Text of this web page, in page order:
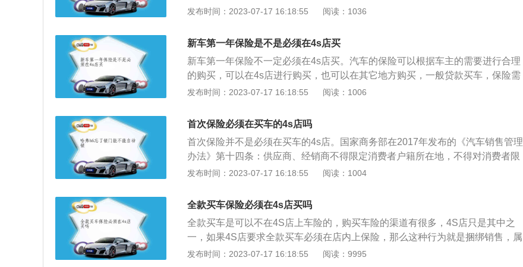
险，尤其是新手，车损、三者、盗抢、玻璃险等都要买，当然要根据个人经济情
些项目，一般商业保险只购买车损险和10万第三者责任险就可以了。
店内买保险，需要看合同的约定。如果在贷款买车时签订的合同里没有写明在指
条、第十六条第三款规定，消费者有自主选择商品和服务的权利，不得强制交
易。如果4S店要求必须在其处购买首年保险，就违反了上述法律规定，应属无
效。贷款购车因涉及车辆保值问题，即便是4S店要求消费者在4S店购买保险，也
必须提供多家指定的保险公共消费者选择，价格也应与市面价格一致，如果价格
过高，消费者可与4S店协商处理也可进行举报投诉，由执法人员调查后进行处
则，在贷款的年限内，借款人不得转投其他保险公司，否则属于违约。如果违约
的话，就不能退还借款人交的保证金。
发布时间：2023-07-17 16:18:55 阅读：1036
新车第一年保险是不是必须在4s店买
新车第一年保险不一定必须在4s店买。汽车的保险可以根据车主的需要进行合理
的购买，可以在4s店进行购买，也可以在其它地方购买，一般贷款买车，保险需
要在店内进行购买，同时还会收取一定的续保押金。购买车险渠道：1、可以在4
拨打保险公司的电话购买车险。4、可以在保险公司的官网或保险公司的公众号
等第三方渠道进行车险的购买。车险购买对于车主来说是比较自由的，除了必须
要买交强险之外，商业车险险种车主可以自由选择投保，也可以自由选择通过何
种渠道投保。新车保险注意事项：1、新车购买汽车保险时，要将车损、三者、
车上人员等险种的不计免赔险购买了，虽然只差几百块钱，但是真正遇到交通事
主自己承担，购买不计免赔险后，车主需要赔偿的金额会更低一些。2、汽车出
险后根据事故的大小来判断要不要通知保险公司，通知保险公司，虽然可以节省
当时的费用，但出险次数增加后，第二年的保险费用会比今年的费用高，如果使
网，都能查到车辆的出险情况。3、即使一年来车辆未出险，也不要觉得自己有
发布时间：2023-07-17 16:18:55 阅读：1006
首次保险必须在买车的4s店吗
首次保险并不是必须在买车的4s店。国家商务部在2017年发布的《汽车销售管理
办法》第十四条：供应商、经销商不得限定消费者户籍所在地，不得对消费者限
定汽车配件、用品、金融、保险、救援等产品的提供商和售后服务商，但家用汽
买保险注意事项：1、如果4S店让在店内买保险，只需要打同一个保险公司的车
险购买电话，就能知道这家保险公司同险种的最低价是多少。可以直接以这个价
格和4S店的驻点保险销售去谈，绝大多数情况下，对方会同意以电话车险的报价
来购买；2、在4S店买保险能享受到更便利的理赔维修服务。尤其是豪车会面临
更多修车易、赔款难的问题；3、如果4S保险的报价比车险要差距太多。已经决
发布时间：2023-07-17 16:18:55 阅读：1004
全款买车保险必须在4s店买吗
全款买车是可以不在4S店上车险的，购买车险的渠道有很多，4S店只是其中之
一，如果4S店要求全款买车必须在店内上保险，那么这种行为就是捆绑销售，属
于违法行为，遇到这种行为是可以举报的。根据《汽车销售管理办法》供应商、
发布时间：2023-07-17 16:18:55 阅读：9995